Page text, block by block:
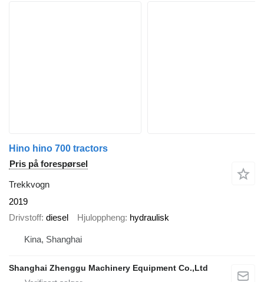
Hino hino 700 tractors
Pris på forespørsel
Trekkvogn
2019
Drivstoff diesel Hjuloppheng hydraulisk
Kina, Shanghai
Shanghai Zhenggu Machinery Equipment Co.,Ltd